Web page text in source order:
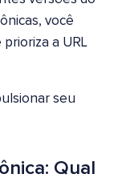
você
a URL
seu
Qual